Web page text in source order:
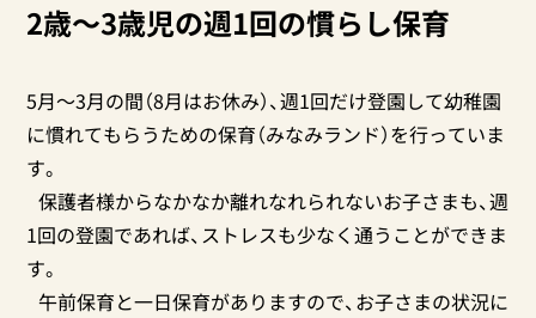
2歳〜3歳児の週1回の慣らし保育
5月～3月の間（8月はお休み）、週1回だけ登園して幼稚園
に慣れてもらうための保育（みなみランド）を行っていま
す。
保護者様からなかなか離れなれられないお子さまも、週
1回の登園であれば、ストレスも少なく通うことができま
す。
午前保育と一日保育がありますので、お子さまの状況に